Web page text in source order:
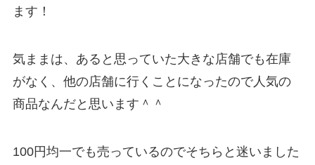
ます！
気ままは、あると思っていた大きな店舗でも在庫
がなく、他の店舗に行くことになったので人気の
商品なんだと思います＾＾
100円均一でも売っているのでそちらと迷いました